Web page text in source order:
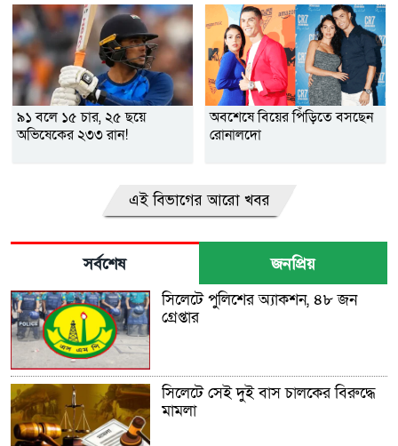
৯১ বলে ১৫ চার, ২৫ ছয়ে
অভিষেকের ২৩৩ রান!
অবশেষে বিয়ের পিঁড়িতে বসছেন
রোনালদো
এই বিভাগের আরো খবর
সর্বশেষ জনপ্রিয়
সিলেটে পুলিশের অ্যাকশন, ৪৮ জন
গ্রেপ্তার
সিলেটে সেই দুই বাস চালকের বিরুদ্ধে
মামলা